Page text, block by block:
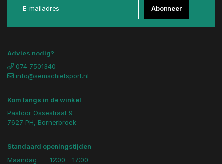
Abonneer
Advies nodig?
074 7501340
info@semschietsport.nl
Kom langs in de winkel
Pastoor Ossestraat 9
7627 PH, Bornerbroek
Standaard openingstijden
Maandag
12:00 - 17:00